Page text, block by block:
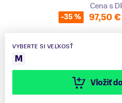
Cena s
-35 % 97,50 €
VYBERTE SI VEĽKOSŤ
M
Vložiť